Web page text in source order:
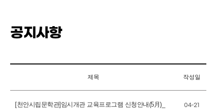
공지사항
제목 작성일
[천안시립문학관]임시개관 교육프로그램 신청안내(5月)_
04-21